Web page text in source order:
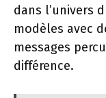
dans l’univers
modèles avec
messages
différence.